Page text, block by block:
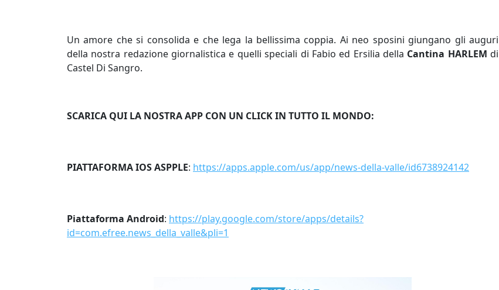
Un amore che si consolida e che lega la bellissima coppia. Ai neo sposini giungano gli auguri
della nostra redazione giornalistica e quelli speciali di Fabio ed Ersilia della Cantina HARLEM di
Castel Di Sangro.
SCARICA QUI LA NOSTRA APP CON UN CLICK IN TUTTO IL MONDO:
PIATTAFORMA IOS ASPPLE: https://apps.apple.com/us/app/news-della-valle/id6738924142
Piattaforma Android: https://play.google.com/store/apps/details?
id=com.efree.news_della_valle&pli=1